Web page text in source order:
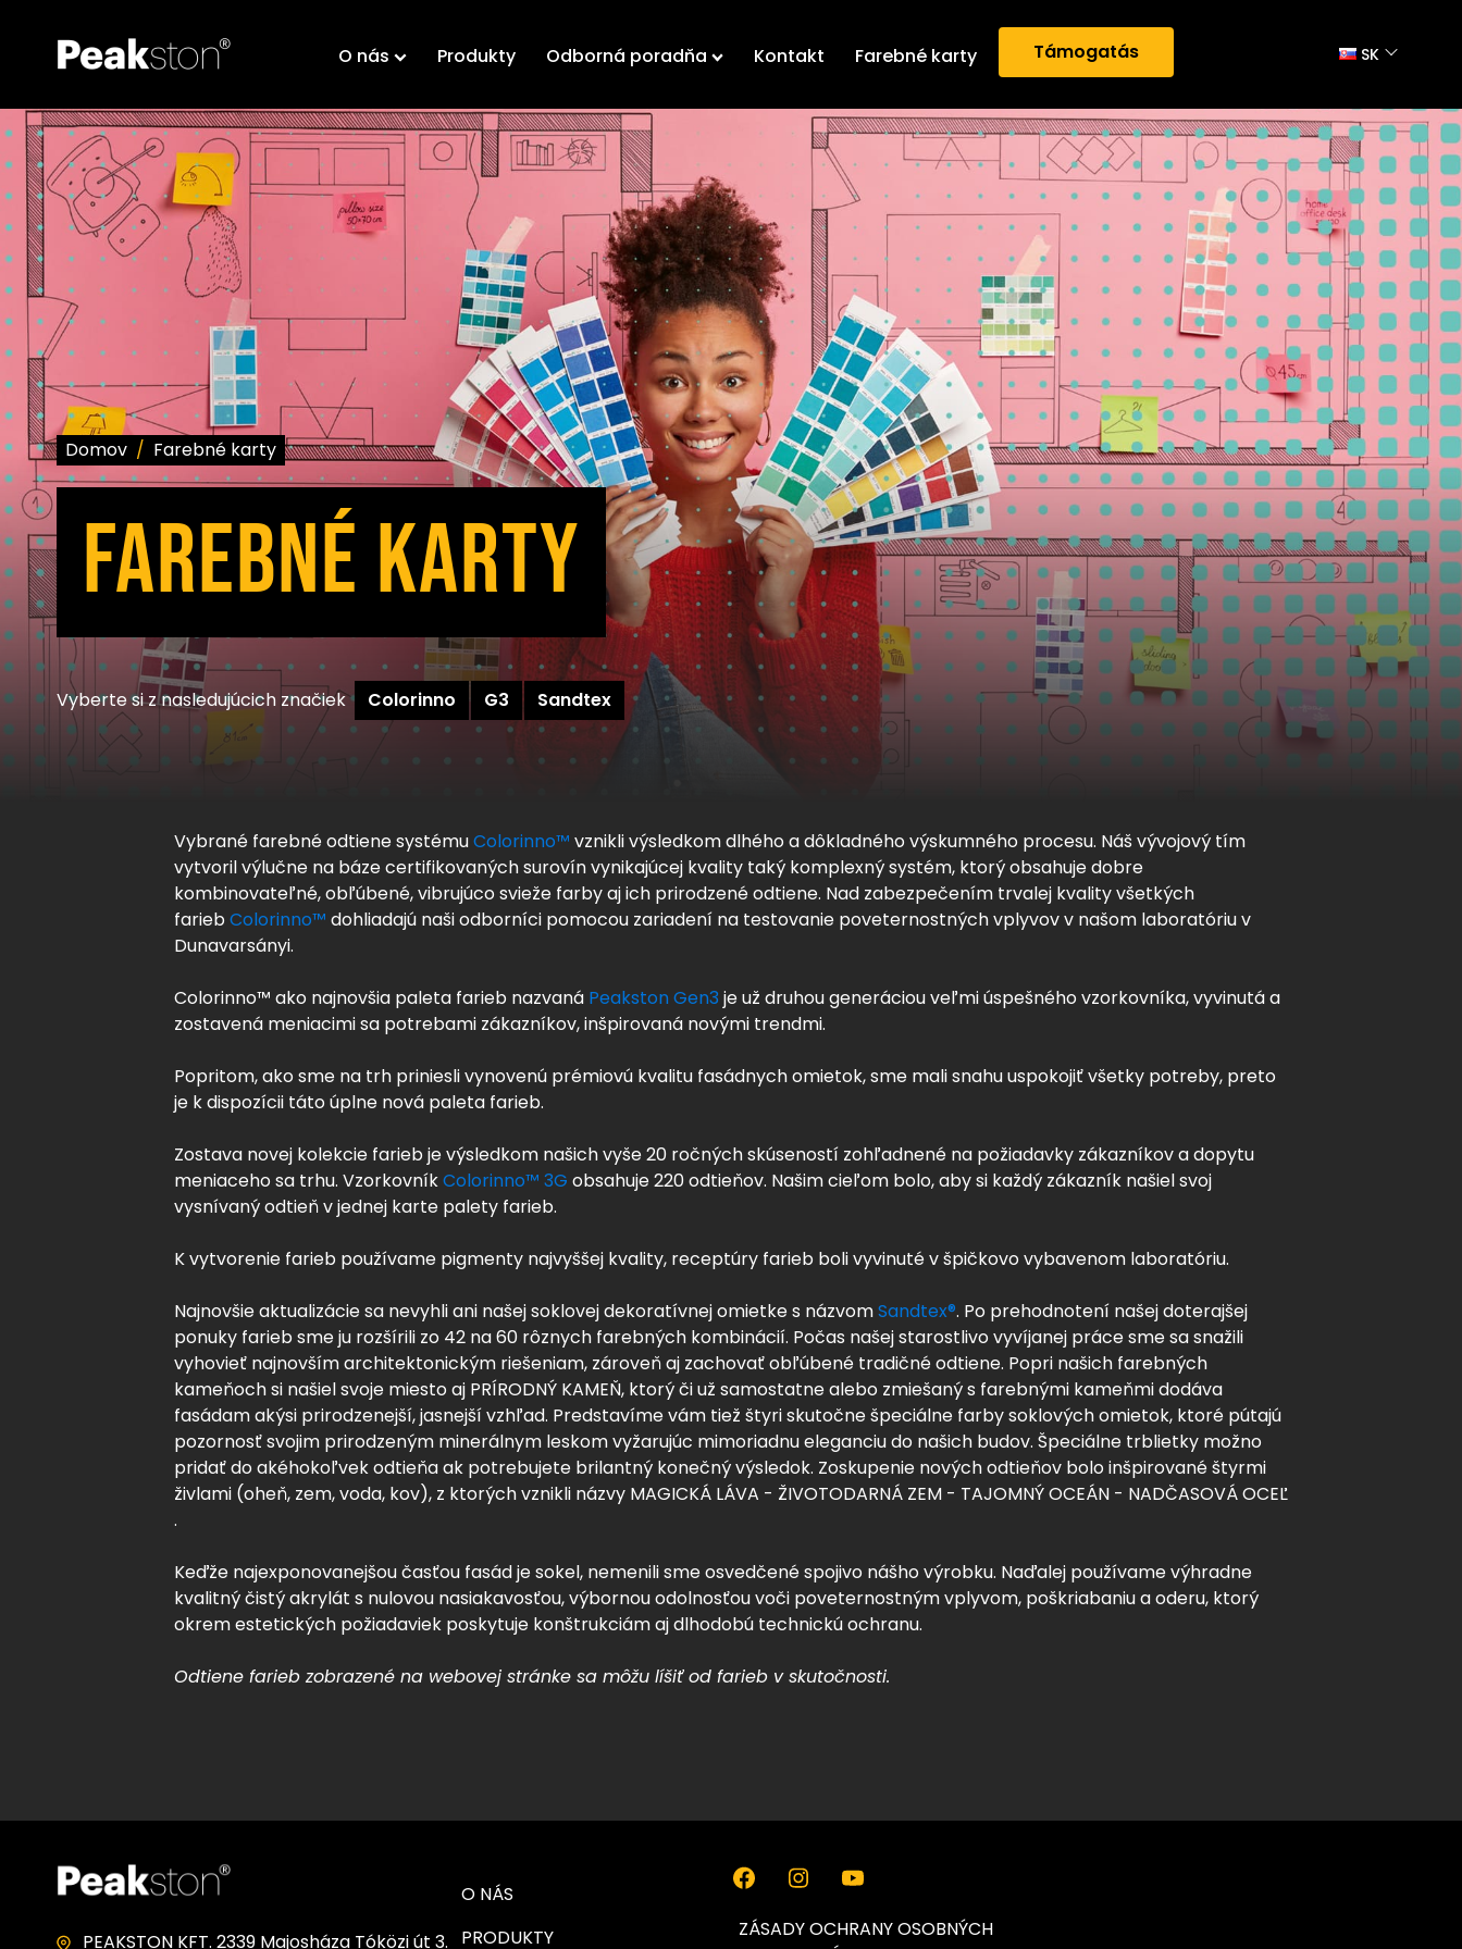
O nás Produkty Odborná poradňa Kontakt Farebné karty Támogatás SK
Domov / Farebné karty
FAREBNÉ KARTY
Vyberte si z nasledujúcich značiek Colorinno G3 Sandtex
Vybrané farebné odtiene systémuColorinno™ vznikli výsledkom dlhého a dôkladného výskumného procesu. Náš vývojový tím
vytvoril výlučne na báze certifikovaných surovín vynikajúcej kvality taký komplexný systém, ktorý obsahuje dobre
kombinovateľné, obľúbené, vibrujúco svieže farby aj ich prirodzené odtiene. Nad zabezpečením trvalej kvality všetkých
farieb Colorinno™ dohliadajú naši odborníci pomocou zariadení na testovanie poveternostných vplyvov v našom laboratóriu v
Dunavarsányi.
Colorinno™ ako najnovšia paleta farieb nazvaná Peakston Gen3 je už druhou generáciou veľmi úspešného vzorkovníka, vyvinutá a
zostavená meniacimi sa potrebami zákazníkov, inšpirovaná novými trendmi.
Popritom, ako sme na trh priniesli vynovenú prémiovú kvalitu fasádnych omietok, sme mali snahu uspokojiť všetky potreby, preto
je k dispozícii táto úplne nová paleta farieb.
Zostava novej kolekcie farieb je výsledkom našich vyše 20 ročných skúseností zohľadnené na požiadavky zákazníkov a dopytu
meniaceho sa trhu. VzorkovníkColorinno™ 3G obsahuje 220 odtieňov. Našim cieľom bolo, aby si každý zákazník našiel svoj
vysnívaný odtieň v jednej karte palety farieb.
K vytvorenie farieb používame pigmenty najvyššej kvality, receptúry farieb boli vyvinuté v špičkovo vybavenom laboratóriu.
Najnovšie aktualizácie sa nevyhli ani našej soklovej dekoratívnej omietke s názvomSandtex®. Po prehodnotení našej doterajšej
ponuky farieb sme ju rozšírili zo 42 na 60 rôznych farebných kombinácií. Počas našej starostlivo vyvíjanej práce sme sa snažili
vyhovieť najnovším architektonickým riešeniam, zároveň aj zachovať obľúbené tradičné odtiene. Popri našich farebných
kameňoch si našiel svoje miesto aj PRÍRODNÝ KAMEŇ, ktorý či už samostatne alebo zmiešaný s farebnými kameňmi dodáva
fasádam akýsi prirodzenejší, jasnejší vzhľad. Predstavíme vám tiež štyri skutočne špeciálne farby soklových omietok, ktoré pútajú
pozornosť svojim prirodzeným minerálnym leskom vyžarujúc mimoriadnu eleganciu do našich budov. Špeciálne trblietky možno
pridať do akéhokoľvek odtieňa ak potrebujete brilantný konečný výsledok. Zoskupenie nových odtieňov bolo inšpirované štyrmi
živlami (oheň, zem, voda, kov), z ktorých vznikli názvy MAGICKÁ LÁVA - ŽIVOTODARNÁ ZEM - TAJOMNÝ OCEÁN - NADČASOVÁ OCEĽ
.
Keďže najexponovanejšou časťou fasád je sokel, nemenili sme osvedčené spojivo nášho výrobku. Naďalej používame výhradne
kvalitný čistý akrylát s nulovou nasiakavosťou, výbornou odolnosťou voči poveternostným vplyvom, poškriabaniu a oderu, ktorý
okrem estetických požiadaviek poskytuje konštrukciám aj dlhodobú technickú ochranu.
Odtiene farieb zobrazené na webovej stránke sa môžu líšiť od farieb v skutočnosti.
PEAKSTON KFT. 2339 Majosháza Tóközi út 3.
O NÁS
PRODUKTY
ZÁSADY OCHRANY OSOBNÝCH